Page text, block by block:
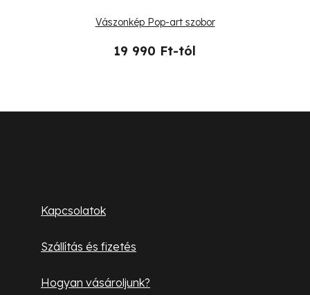
Vászonkép Pop-art szobor
19 990 Ft-tól
Kapcsolatok
Szállítás és fizetés
Hogyan vásároljunk?